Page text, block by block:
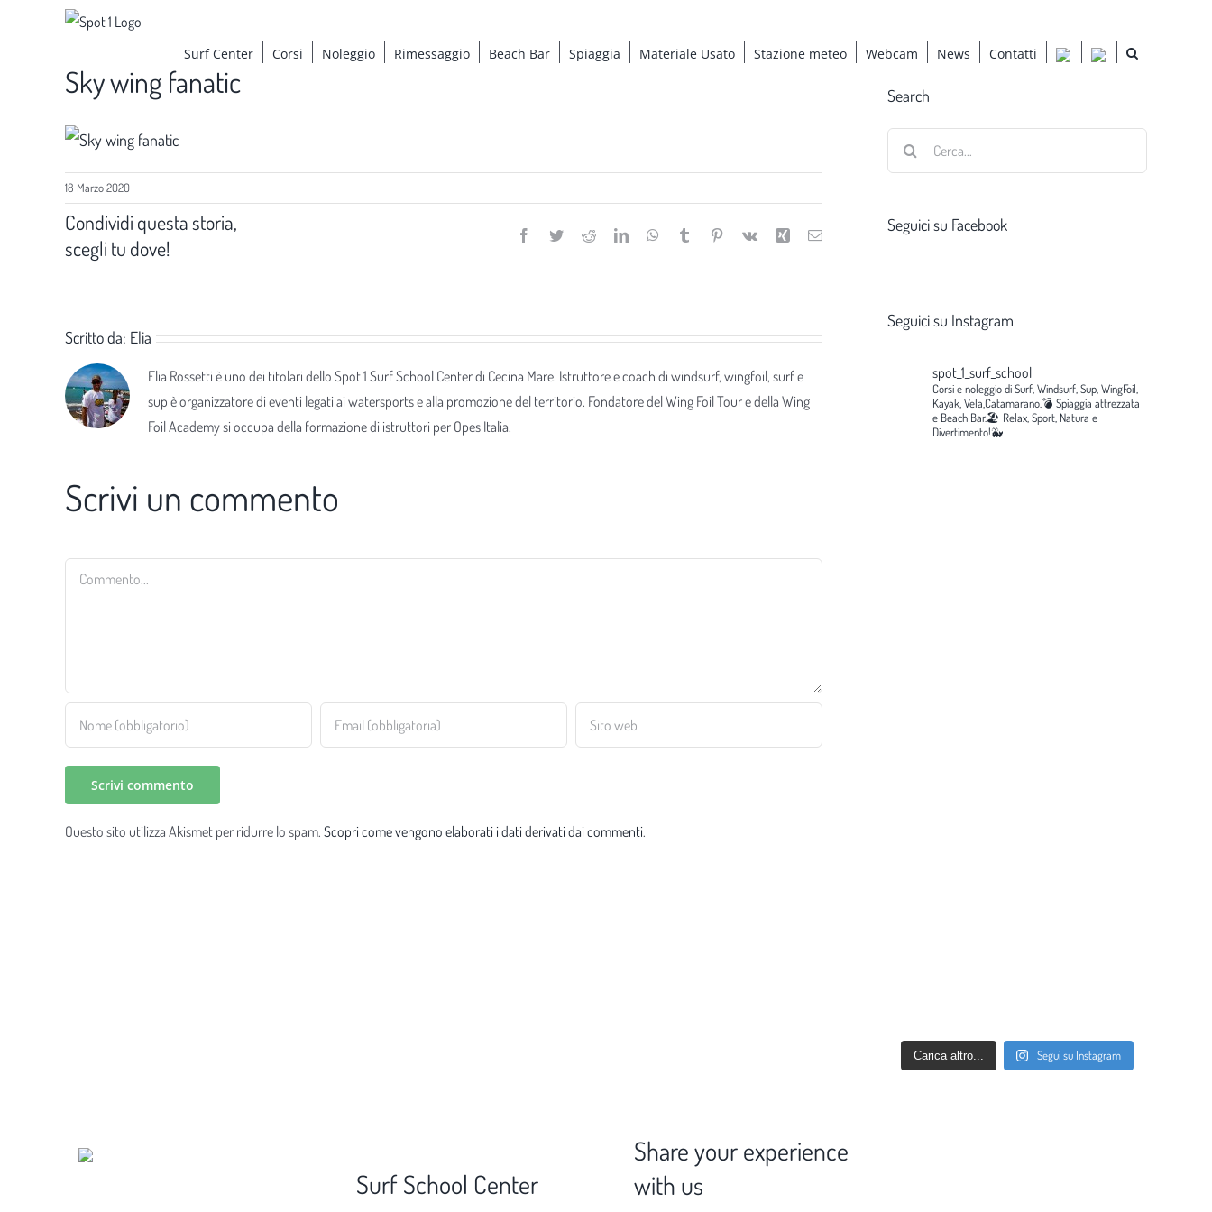
Surf Center Corsi Noleggio Rimessaggio Beach Bar Spiaggia Materiale Usato Stazione meteo Webcam News Contatti
Sky wing fanatic
18 Marzo 2020
Condividi questa storia,
scegli tu dove!
Facebook
TwitterRedditLinkedInWhatsApp
Tumblr Pinterest
Vk Xing Email
Scritto da: Elia
Elia Rossetti è uno dei titolari dello Spot 1 Surf School Center di Cecina Mare. Istruttore e coach di windsurf, wingfoil, surf e
sup è organizzatore di eventi legati ai watersports e alla promozione del territorio. Fondatore del Wing Foil Tour e della Wing
Foil Academy si occupa della formazione di istruttori per Opes Italia.
Scrivi un commento
Commento
Questo sito utilizza Akismet per ridurre lo spam. Scopri come vengono elaborati i dati derivati dai commenti.
Search
Seguici su Facebook
Seguici su Instagram
spot_1_surf_school
Corsi e noleggio di Surf, Windsurf, Sup, WingFoil,
Kayak, Vela,Catamarano.💣 Spiaggia attrezzata
e Beach Bar.🏖️ Relax, Sport, Natura e
Divertimento!🐳
Carica altro... Segui su Instagram
Surf School Center
Share your experience
with us